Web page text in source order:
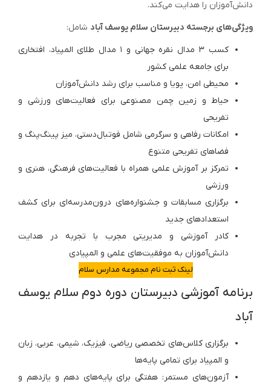
دانش‌آموزان را هدایت می‌کند.
ویژگی‌های برجسته دبیرستان سلام یوسف آباد شامل:
کسب ۳ مدال نقره جهانی و ۱ مدال طلای المپیاد، افتخاری
برای جامعه علمی کشور
محیطی امن، پویا و مناسب برای رشد دانش‌آموزان
حیاط و زمین چمن مصنوعی برای فعالیت‌های ورزشی و
تفریحی
امکانات رفاهی و سرگرمی شامل فوتبال‌دستی، میز پینگ‌پنگ و
فضاهای تفریحی متنوع
تمرکز بر آموزش علمی همراه با فعالیت‌های فرهنگی، هنری و
ورزشی
برگزاری مسابقات و جشنواره‌های درون‌مدرسه‌ای برای کشف
استعدادهای جدید
کادر آموزشی و مدیریتی مجرب با تجربه در هدایت
دانش‌آموزان به موفقیت‌های علمی و المپیادی
لینک ثبت نام مجموعه مدارس سلام
برنامه آموزشی دبیرستان دوره دوم سلام یوسف
آباد
برگزاری کلاس‌های تخصصی ریاضی، فیزیک، شیمی، عربی، زبان
و المپیاد برای تمامی پایه‌ها
آزمون‌های مستمر: هفتگی برای پایه‌های دهم و یازدهم و